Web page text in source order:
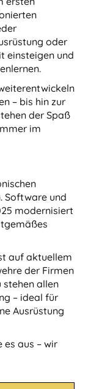
oder
einsteigen und
– bis hin zur
der Spaß
im
Software und
modernisiert
auf aktuellem
der Firmen
stehen allen
– ideal für
Ausrüstung
aus – wir